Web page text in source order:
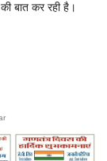
बात कर रही है।